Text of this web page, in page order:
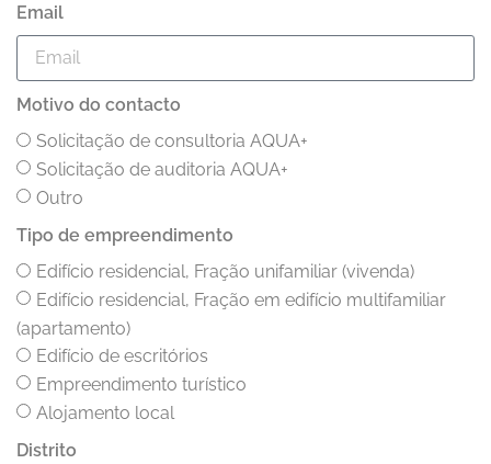
Email
Motivo do contacto
Solicitação de consultoria AQUA+
Solicitação de auditoria AQUA+
Outro
Tipo de empreendimento
Edifício residencial, Fração unifamiliar (vivenda)
Edifício residencial, Fração em edifício multifamiliar
(apartamento)
Edifício de escritórios
Empreendimento turístico
Alojamento local
Distrito